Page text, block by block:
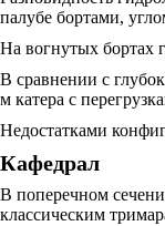
палубе бортами,
На вогнутых бортах
В сравнении с
м катера с
Недостатками
Кафедрал
В поперечном
классическим